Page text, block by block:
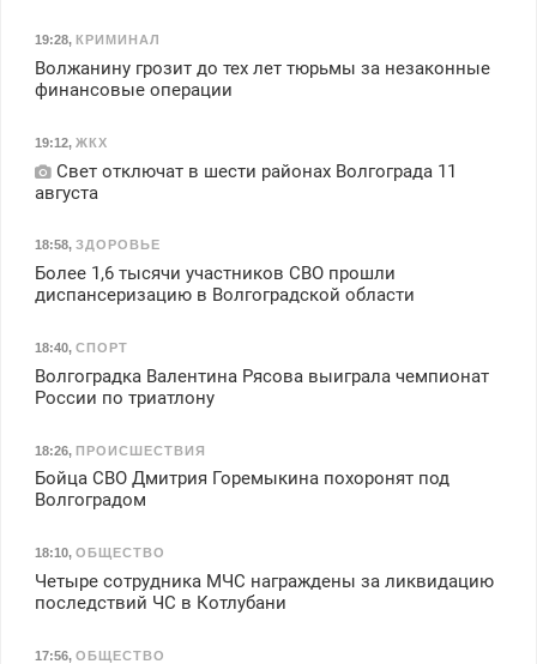
19:28, КРИМИНАЛ
Волжанину грозит до тех лет тюрьмы за незаконные
финансовые операции
19:12, ЖКХ
Свет отключат в шести районах Волгограда 11
августа
18:58, ЗДОРОВЬЕ
Более 1,6 тысячи участников СВО прошли
диспансеризацию в Волгоградской области
18:40, СПОРТ
Волгоградка Валентина Рясова выиграла чемпионат
России по триатлону
18:26, ПРОИСШЕСТВИЯ
Бойца СВО Дмитрия Горемыкина похоронят под
Волгоградом
18:10, ОБЩЕСТВО
Четыре сотрудника МЧС награждены за ликвидацию
последствий ЧС в Котлубани
17:56, ОБЩЕСТВО